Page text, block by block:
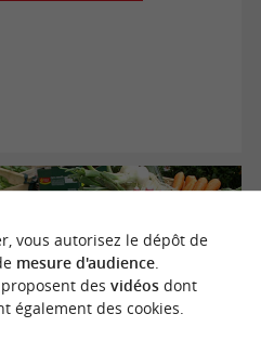
vous autorisez le dépôt de
mesure d'audience.
des vidéosdont
également des cookies.